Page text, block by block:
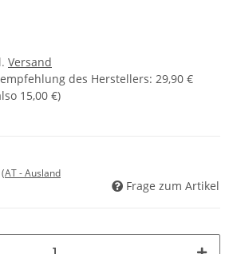
Versand
des Herstellers: 29,90 €
15,00 €)
(AT - Ausland
Frage zum Artikel